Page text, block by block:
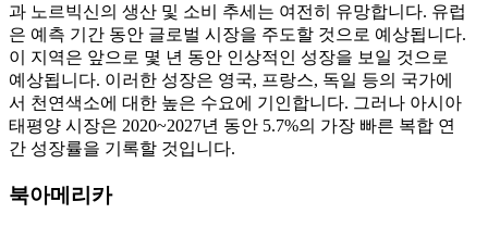
과 노르빅신의 생산 및 소비 추세는 여전히 유망합니다. 유럽
은 예측 기간 동안 글로벌 시장을 주도할 것으로 예상됩니다.
이 지역은 앞으로 몇 년 동안 인상적인 성장을 보일 것으로
예상됩니다. 이러한 성장은 영국, 프랑스, ​​독일 등의 국가에
서 천연색소에 대한 높은 수요에 기인합니다. 그러나 아시아
태평양 시장은 2020~2027년 동안 5.7%의 가장 빠른 복합 연
간 성장률을 기록할 것입니다.
북아메리카